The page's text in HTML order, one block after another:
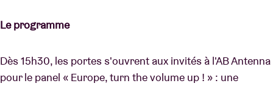
Le programme
Dès 15h30, les portes s'ouvrent aux invités à l'AB Antenna
pour le panel « Europe, turn the volume up ! » : une